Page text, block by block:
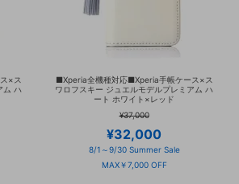
×ス
ム ハ
■Xperia全機種対応■Xperia手帳ケース×ス
ワロフスキー ジュエルモデルプレミアム ハ
ート ホワイト×レッド
¥37,000
¥32,000
8/1～9/30 Summer Sale
MAX￥7,000 OFF